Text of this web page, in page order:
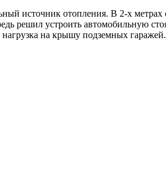
источник отопления. В 2-х
решил устроить автомобильную
на крышу подземных